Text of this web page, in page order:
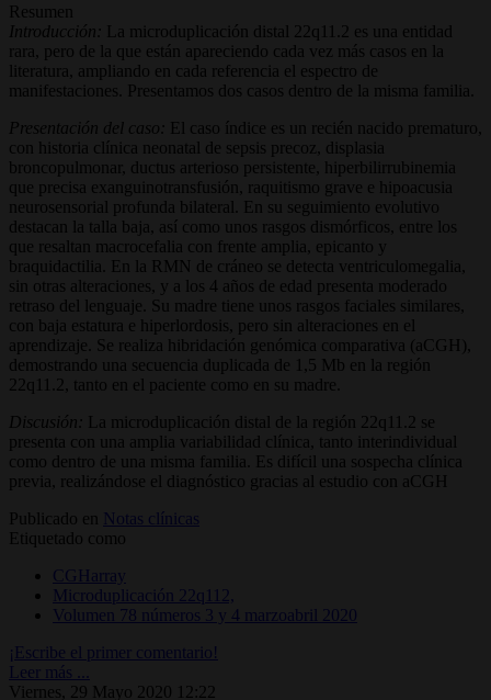
Resumen
Introducción:
La microduplicación distal 22q11.2 es una entidad
rara, pero de la que están apareciendo cada vez más casos en la
literatura, ampliando en cada referencia el espectro de
manifestaciones. Presentamos dos casos dentro de la misma familia.
Presentación del caso:
El caso índice es un recién nacido prematuro,
con historia clínica neonatal de sepsis precoz, displasia
broncopulmonar, ductus arterioso persistente, hiperbilirrubinemia
que precisa exanguinotransfusión, raquitismo grave e hipoacusia
neurosensorial profunda bilateral. En su seguimiento evolutivo
destacan la talla baja, así como unos rasgos dismórficos, entre los
que resaltan macrocefalia con frente amplia, epicanto y
braquidactilia. En la RMN de cráneo se detecta ventriculomegalia,
sin otras alteraciones, y a los 4 años de edad presenta moderado
retraso del lenguaje. Su madre tiene unos rasgos faciales similares,
con baja estatura e hiperlordosis, pero sin alteraciones en el
aprendizaje. Se realiza hibridación genómica comparativa (aCGH),
demostrando una secuencia duplicada de 1,5 Mb en la región
22q11.2, tanto en el paciente como en su madre.
Discusión:
La microduplicación distal de la región 22q11.2 se
presenta con una amplia variabilidad clínica, tanto interindividual
como dentro de una misma familia. Es difícil una sospecha clínica
previa, realizándose el diagnóstico gracias al estudio con aCGH
Publicado en
Notas clínicas
Etiquetado como
CGHarray
Microduplicación 22q112,
Volumen 78 números 3 y 4 marzoabril 2020
¡Escribe el primer comentario!
Leer más ...
Viernes, 29 Mayo 2020 12:22